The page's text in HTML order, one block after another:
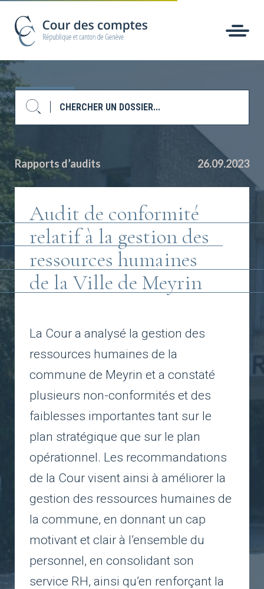
Rapports d’audits 26.09.2023
Audit de conformité
relatif à la gestion des
ressources humaines
de la Ville de Meyrin
La Cour a analysé la gestion des
ressources humaines de la
commune de Meyrin et a constaté
plusieurs non-conformités et des
faiblesses importantes tant sur le
plan stratégique que sur le plan
opérationnel. Les recommandations
de la Cour visent ainsi à améliorer la
gestion des ressources humaines de
la commune, en donnant un cap
motivant et clair à l’ensemble du
personnel, en consolidant son
service RH, ainsi qu’en renforçant la